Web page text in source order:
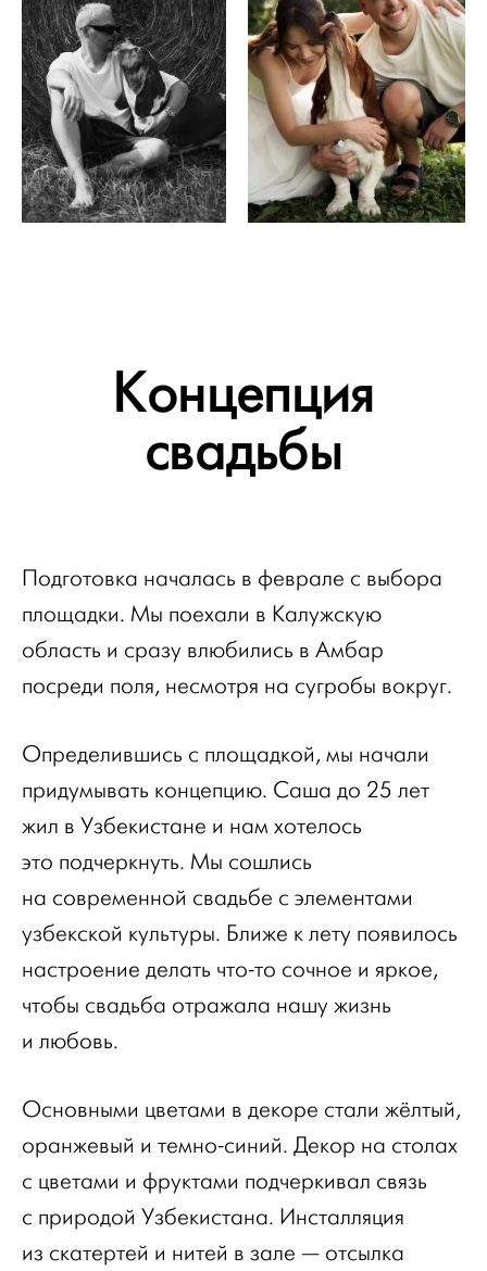
Концепция
свадьбы
Подготовка началась в феврале с выбора
площадки. Мы поехали в Калужскую
область и сразу влюбились в Амбар
посреди поля, несмотря на сугробы вокруг.
Определившись с площадкой, мы начали
придумывать концепцию. Саша до 25 лет
жил в Узбекистане и нам хотелось
это подчеркнуть. Мы сошлись
на современной свадьбе с элементами
узбекской культуры. Ближе к лету появилось
настроение делать что-то сочное и яркое,
чтобы свадьба отражала нашу жизнь
и любовь.
Основными цветами в декоре стали жёлтый,
оранжевый и темно-синий. Декор на столах
с цветами и фруктами подчеркивал связь
с природой Узбекистана. Инсталляция
из скатертей и нитей в зале — отсылка